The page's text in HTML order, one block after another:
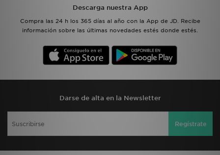
Descarga nuestra App
Compra las 24 h los 365 días al año con la App de JD. Recibe
información sobre las últimas novedades estés donde estés.
Darse de alta en la Newsletter
Regístrate